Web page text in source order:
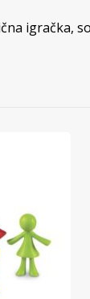
igračka,